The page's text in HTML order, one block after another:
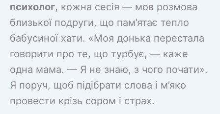
психолог, кожна сесія — мов розмова
близької подруги, що пам’ятає тепло
бабусиної хати. «Моя донька перестала
говорити про те, що турбує, — каже
одна мама. — Я не знаю, з чого почати».
Я поруч, щоб підібрати слова і м’яко
провести крізь сором і страх.